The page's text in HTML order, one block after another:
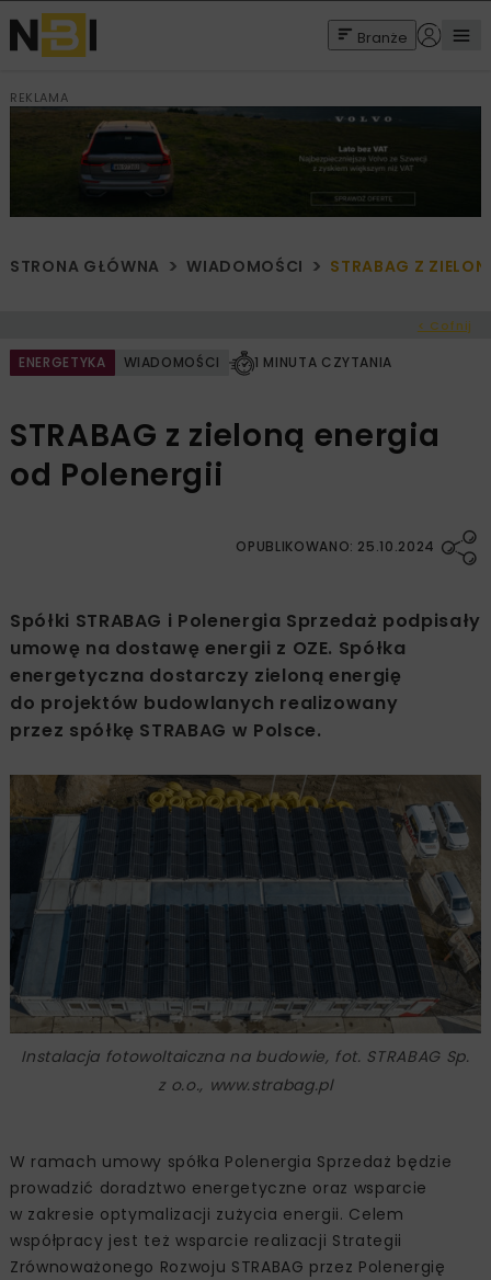
Branże
REKLAMA
STRONA GŁÓWNA WIADOMOŚCI STRABAG Z
< Cofnij
ENERGETYKA WIADOMOŚCI 1 MINUTA CZYTANIA
STRABAG z zieloną energia
od Polenergii
OPUBLIKOWANO: 25.10.2024
Spółki STRABAG i Polenergia Sprzedaż podpisały
umowę na dostawę energii z OZE. Spółka
energetyczna dostarczy zieloną energię
do projektów budowlanych realizowany
przez spółkę STRABAG w Polsce.
Instalacja fotowoltaiczna na budowie, fot. STRABAG Sp.
z o.o., www.strabag.pl
W ramach umowy spółka Polenergia Sprzedaż będzie
prowadzić doradztwo energetyczne oraz wsparcie
w zakresie optymalizacji zużycia energii. Celem
współpracy jest też wsparcie realizacji Strategii
Zrównoważonego Rozwoju STRABAG przez Polenergię